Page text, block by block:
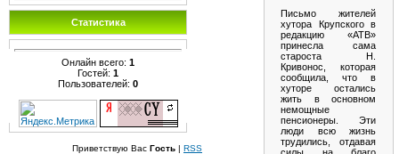
Статистика
Онлайн всего: 1
Гостей: 1
Пользователей: 0
Приветствую Вас Гость | RSS
Письмо жителей
хутора Крупского в
редакцию «АТВ»
принесла сама
староста Н.
Кривонос, которая
сообщила, что в
хуторе остались
жить в основном
немощные
пенсионеры. Эти
люди всю жизнь
трудились, отдавая